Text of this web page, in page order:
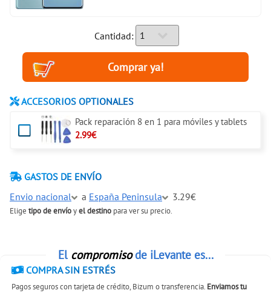
Cantidad:
ACCESORIOS OPTIONALES
Pack reparación 8 en 1 para móviles y tablets
2.99€
GASTOS DE ENVÍO
Envio nacional
a España Peninsula 3.29€
Elige tipo de envíoyel destino para ver su precio.
El compromisode iLevante es...
COMPRA SIN ESTRÉS
Pagos seguros con tarjeta de crédito, Bizum o transferencia. Enviamos tu